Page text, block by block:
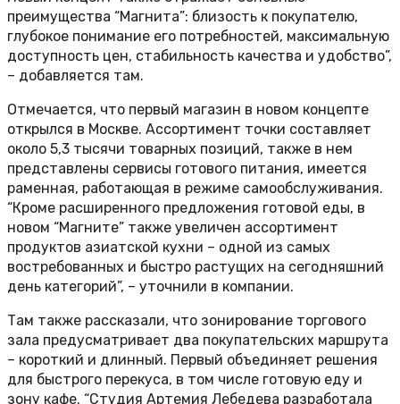
преимущества “Магнита”: близость к покупателю,
глубокое понимание его потребностей, максимальную
доступность цен, стабильность качества и удобство”,
– добавляется там.
Отмечается, что первый магазин в новом концепте
открылся в Москве. Ассортимент точки составляет
около 5,3 тысячи товарных позиций, также в нем
представлены сервисы готового питания, имеется
раменная, работающая в режиме самообслуживания.
“Кроме расширенного предложения готовой еды, в
новом “Магните” также увеличен ассортимент
продуктов азиатской кухни – одной из самых
востребованных и быстро растущих на сегодняшний
день категорий”, – уточнили в компании.
Там также рассказали, что зонирование торгового
зала предусматривает два покупательских маршрута
– короткий и длинный. Первый объединяет решения
для быстрого перекуса, в том числе готовую еду и
зону кафе. “Студия Артемия Лебедева разработала